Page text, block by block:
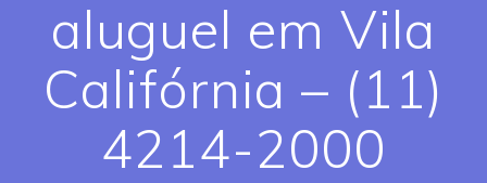
aluguel em Vila
Califórnia – (11)
4214-2000